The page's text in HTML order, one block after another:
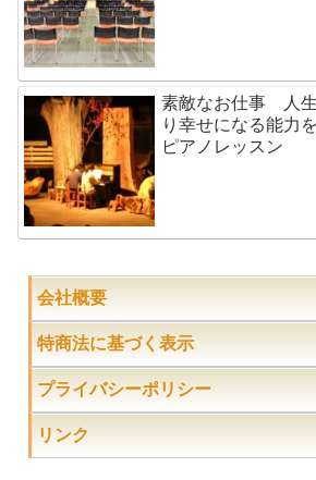
素敵なお仕事 人
り幸せになる能力
ピアノレッスン
会社概要
特商法に基づく表
プライバシーポリシー
リンク